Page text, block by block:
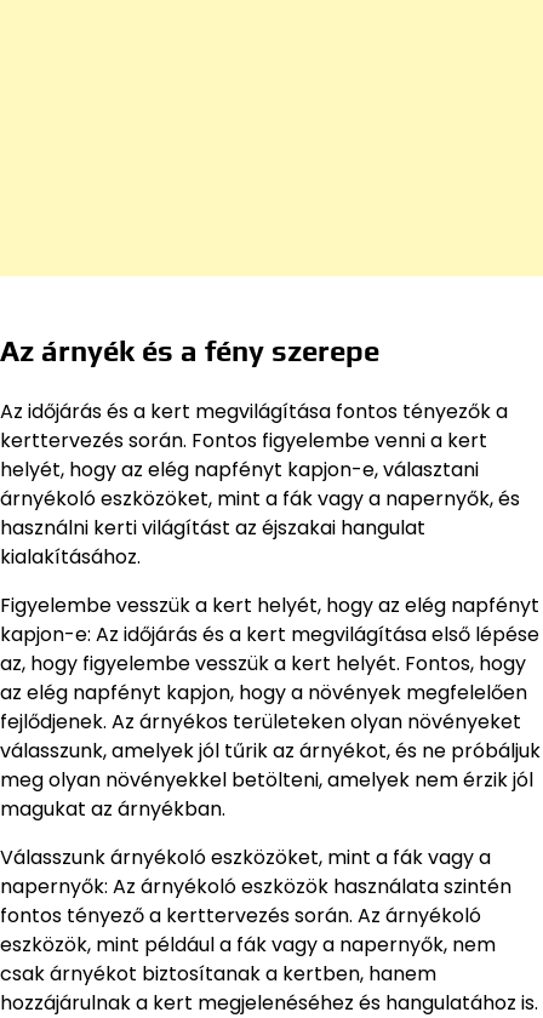
Az árnyék és a fény szerepe
Az időjárás és a kert megvilágítása fontos tényezők a
kerttervezés során. Fontos figyelembe venni a kert
helyét, hogy az elég napfényt kapjon-e, választani
árnyékoló eszközöket, mint a fák vagy a napernyők, és
használni kerti világítást az éjszakai hangulat
kialakításához.
Figyelembe vesszük a kert helyét, hogy az elég napfényt
kapjon-e: Az időjárás és a kert megvilágítása első lépése
az, hogy figyelembe vesszük a kert helyét. Fontos, hogy
az elég napfényt kapjon, hogy a növények megfelelően
fejlődjenek. Az árnyékos területeken olyan növényeket
válasszunk, amelyek jól tűrik az árnyékot, és ne próbáljuk
meg olyan növényekkel betölteni, amelyek nem érzik jól
magukat az árnyékban.
Válasszunk árnyékoló eszközöket, mint a fák vagy a
napernyők: Az árnyékoló eszközök használata szintén
fontos tényező a kerttervezés során. Az árnyékoló
eszközök, mint például a fák vagy a napernyők, nem
csak árnyékot biztosítanak a kertben, hanem
hozzájárulnak a kert megjelenéséhez és hangulatához is.